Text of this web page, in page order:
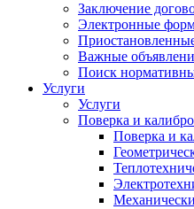
Заключение
Электронные
Важные
Поиск
Услуги
Услуги
Поверка и
Поверка и